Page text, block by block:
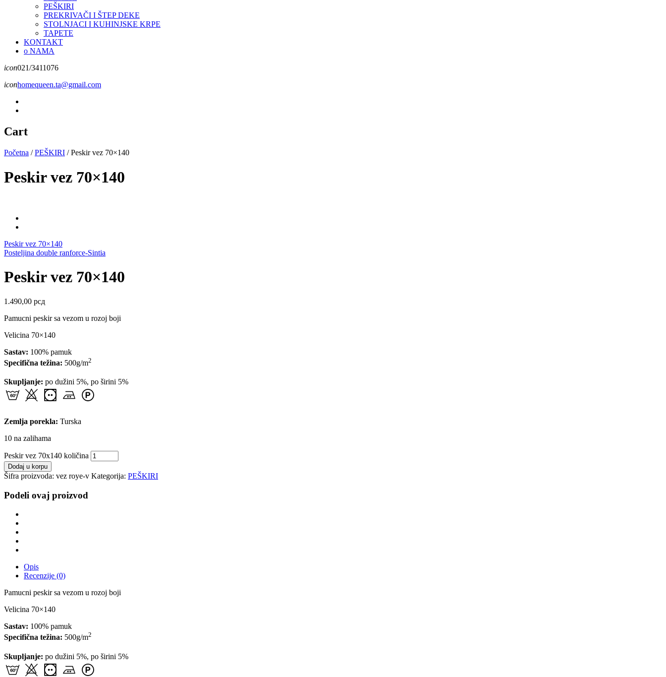
PEŠKIRI
PREKRIVAČI I ŠTEP DEKE
STOLNJACI I KUHINJSKE KRPE
TAPETE
KONTAKT
o NAMA
icon021/3411076
iconhomequeen.ta@gmail.com
Cart
Početna / PEŠKIRI /Peskir vez 70×140
Peskir vez 70×140
Peskir vez 70×140
Posteljina double ranforce-Sintia
Peskir vez 70×140
1.490,00 рсд
Pamucni peskir sa vezom u rozoj boji
Velicina 70×140
Sastav: 100% pamuk
Specifična težina: 500g/m2
Skupljanje: po dužini 5%, po širini 5%
Zemlja porekla: Turska
10 na zalihama
Peskir vez 70x140 količina
Dodaj u korpu
Šifra proizvoda: vez roye-v Kategorija: PEŠKIRI
Podeli ovaj proizvod
Opis
Recenzije (0)
Pamucni peskir sa vezom u rozoj boji
Velicina 70×140
Sastav: 100% pamuk
Specifična težina: 500g/m2
Skupljanje: po dužini 5%, po širini 5%